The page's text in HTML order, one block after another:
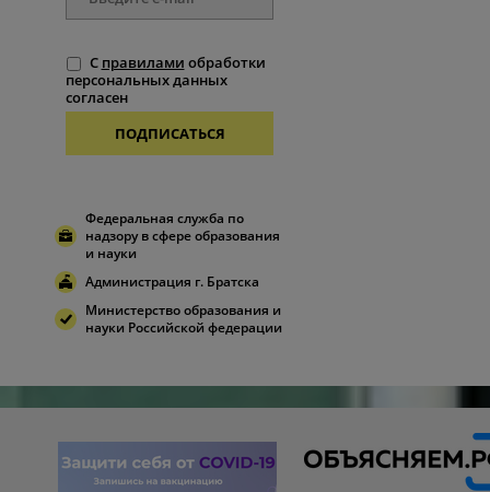
С правилами обработки
персональных данных
согласен
ПОДПИСАТЬСЯ
Федеральная служба по
надзору в сфере образования
и науки
Администрация г. Братска
Министерство образования и
науки Российской федерации